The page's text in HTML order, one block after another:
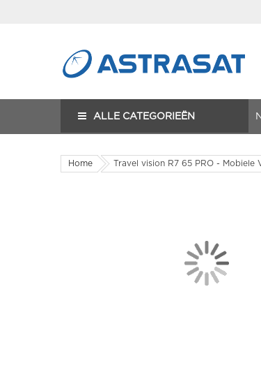
ALLE CATEGORIEËN
Home Travel vision R7 65 PRO - Mobiele